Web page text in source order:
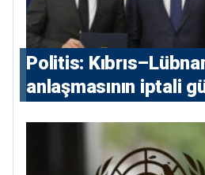
Politis:
anlaşmasının iptali